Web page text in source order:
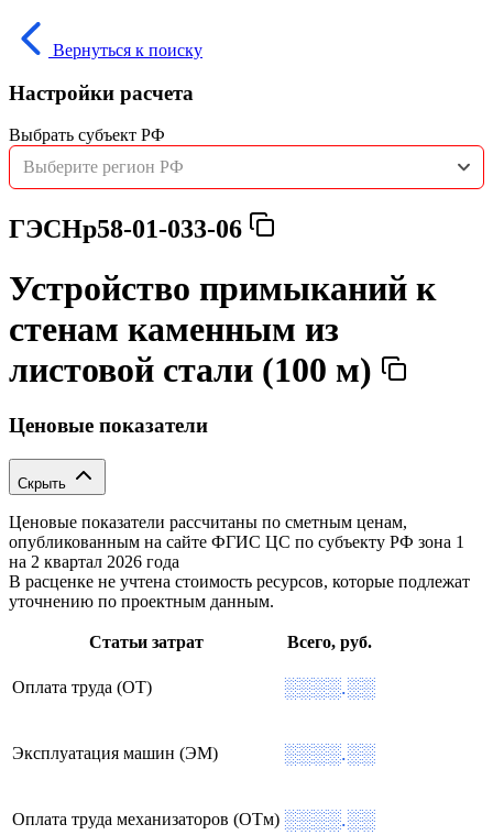
Вернуться к поиску
Настройки расчета
Выбрать субъект РФ
Выберите регион РФ
ГЭСНр58-01-033-06
Устройство примыканий к
стенам каменным из
листовой стали (100 м)
Ценовые показатели
Скрыть
Ценовые показатели рассчитаны по сметным ценам,
опубликованным на сайте ФГИС ЦС по субъекту РФ зона 1
на 2 квартал 2026 года
В расценке не учтена стоимость ресурсов, которые подлежат
уточнению по проектным данным.
Статьи затрат Всего, руб.
Оплата труда (ОТ) ░░░░.░░
Эксплуатация машин (ЭМ) ░░░░.░░
Оплата труда механизаторов (ОТм) ░░░░.░░